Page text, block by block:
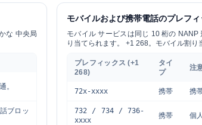
な 中央局
。
ブロッ
モバイルおよび携帯電話のプレフィ
モバイル サービスは同じ 10 桁の
り当てられます。 +1 268。モバイル割り
プレフィックス (+1
268)
タイ
プ
注
72x-xxxx 携帯 携
732 / 734 / 736-
xxxx
携帯 個